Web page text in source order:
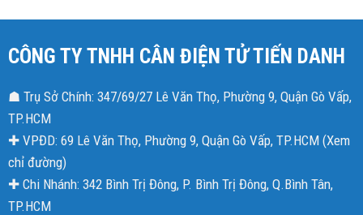
CÔNG TY TNHH CÂN ĐIỆN TỬ TIẾN DANH
☗ Trụ Sở Chính: 347/69/27 Lê Văn Thọ, Phường 9, Quận Gò Vấp,
TP.HCM
✚ VPĐD: 69 Lê Văn Thọ, Phường 9, Quận Gò Vấp, TP.HCM (Xem
chỉ đường)
✚ Chi Nhánh: 342 Bình Trị Đông, P. Bình Trị Đông, Q.Bình Tân,
TP.HCM